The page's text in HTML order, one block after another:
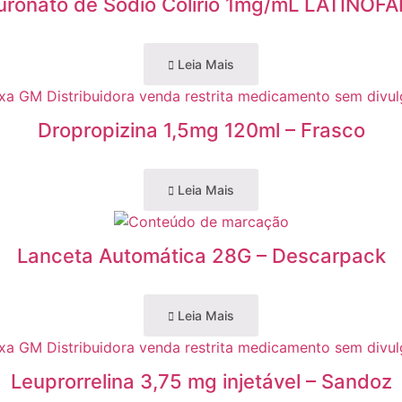
Leia Mais
Dropropizina 1,5mg 120ml – Frasco
Leia Mais
Lanceta Automática 28G – Descarpack
Leia Mais
Leuprorrelina 3,75 mg injetável – Sandoz